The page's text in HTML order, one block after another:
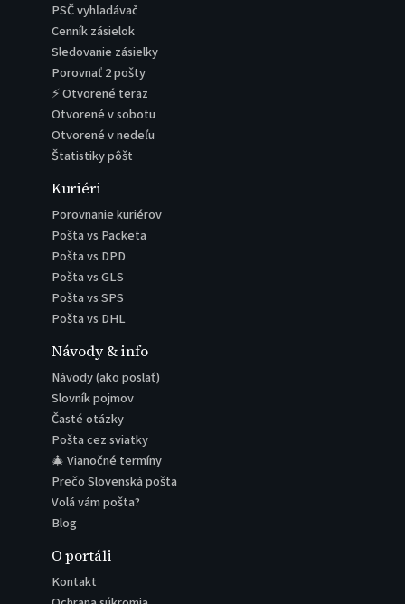
PSČ vyhľadávač
Cenník zásielok
Sledovanie zásielky
Porovnať 2 pošty
⚡ Otvorené teraz
Otvorené v sobotu
Otvorené v nedeľu
Štatistiky pôšt
Kuriéri
Porovnanie kuriérov
Pošta vs Packeta
Pošta vs DPD
Pošta vs GLS
Pošta vs SPS
Pošta vs DHL
Návody & info
Návody (ako poslať)
Slovník pojmov
Časté otázky
Pošta cez sviatky
🎄 Vianočné termíny
Prečo Slovenská pošta
Volá vám pošta?
Blog
O portáli
Kontakt